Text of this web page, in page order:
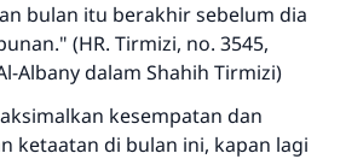
bulan itu berakhir sebelum dia
(HR. Tirmizi, no. 3545,
Albany dalam Shahih Tirmizi)
kesempatan dan
ketaatan di bulan ini, kapan lagi